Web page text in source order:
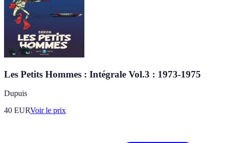
Les Petits Hommes : Intégrale Vol.3 : 1973-1975
Dupuis
40 EURVoir le prix